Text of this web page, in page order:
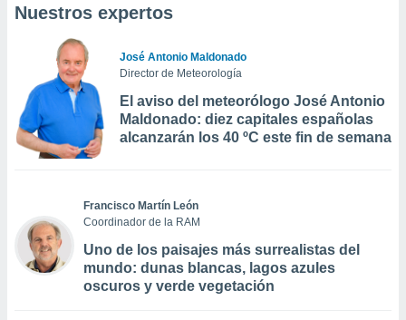
Nuestros expertos
José Antonio Maldonado
Director de Meteorología
El aviso del meteorólogo José Antonio
Maldonado: diez capitales españolas
alcanzarán los 40 ºC este fin de semana
Francisco Martín León
Coordinador de la RAM
Uno de los paisajes más surrealistas del
mundo: dunas blancas, lagos azules
oscuros y verde vegetación